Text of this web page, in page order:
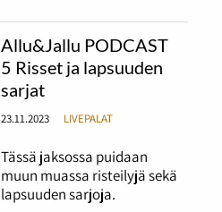
Allu&Jallu PODCAST
5 Risset ja lapsuuden
sarjat
23.11.2023 LIVEPALAT
Tässä jaksossa puidaan
muun muassa risteilyjä sekä
lapsuuden sarjoja.